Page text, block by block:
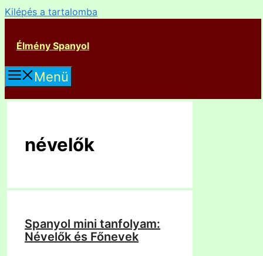
Kilépés a tartalomba
Élmény Spanyol
Menü
névelők
Spanyol mini tanfolyam:
Névelők és Főnevek